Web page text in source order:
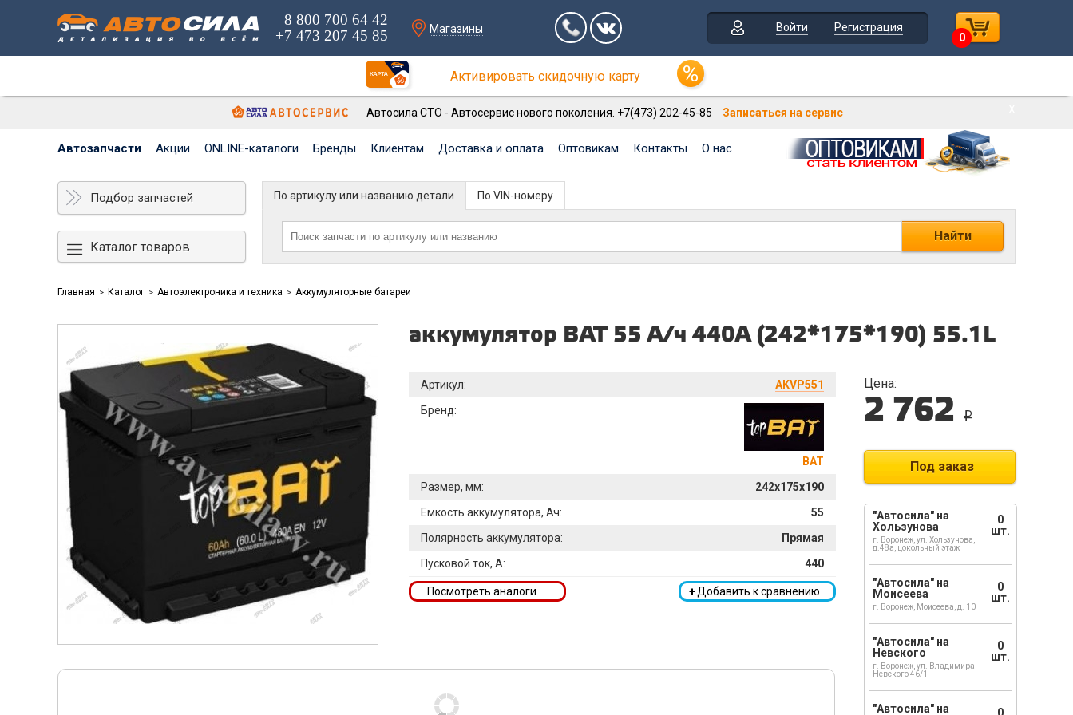
8 800 700 64 42
+7 473 207 45 85
Магазины Войти
Регистрация
0
Активировать скидочную карту
Автосила СТО - Автосервис нового поколения. +7(473) 202-45-85 Записаться на сервис
Автозапчасти Акции ONLINE-каталоги Бренды Клиентам Доставка и оплата Оптовикам Контакты О нас
Подбор запчастей
Каталог товаров
По артикулу или названию детали
Найти
По VIN-номеру
Главная > Каталог > Автоэлектроника и техника > Аккумуляторные батареи
аккумулятор BAT 55 А/ч 440А (242*175*190) 55.1L
Артикул:
AKVP551
Бренд:
BAT
Размер, мм:
242x175x190
Емкость аккумулятора, Ач:
55
Полярность аккумулятора:
Прямая
Пусковой ток, А:
440
+Добавить к сравнению
Посмотреть аналоги
Цена:
2 762 i
Под заказ
"Автосила" на
Хользунова
г. Воронеж, ул. Хользунова,
д.48а, цокольный этаж
0
шт.
"Автосила" на
Моисеева
г. Воронеж, Моисеева, д. 10
0
шт.
"Автосила" на
Невского
г. Воронеж, ул. Владимира
Невского 46/1
0
шт.
"Автосила" на
0